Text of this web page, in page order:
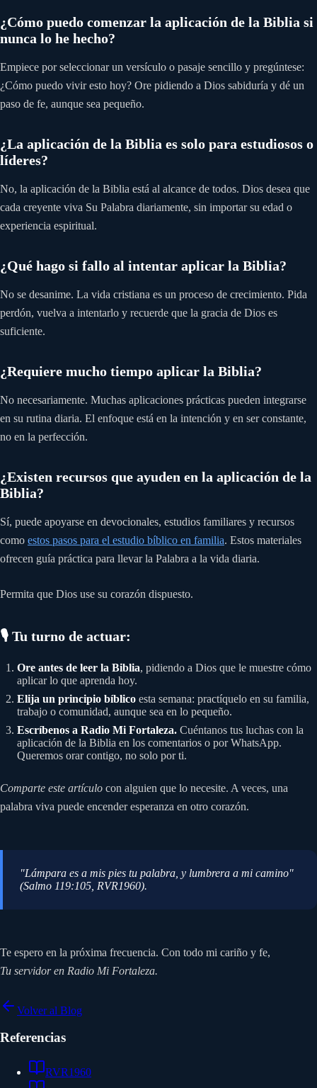
¿Cómo puedo comenzar la aplicación de la Biblia si
nunca lo he hecho?
Empiece por seleccionar un versículo o pasaje sencillo y pregúntese:
¿Cómo puedo vivir esto hoy? Ore pidiendo a Dios sabiduría y dé un
paso de fe, aunque sea pequeño.
¿La aplicación de la Biblia es solo para estudiosos o
líderes?
No, la aplicación de la Biblia está al alcance de todos. Dios desea que
cada creyente viva Su Palabra diariamente, sin importar su edad o
experiencia espiritual.
¿Qué hago si fallo al intentar aplicar la Biblia?
No se desanime. La vida cristiana es un proceso de crecimiento. Pida
perdón, vuelva a intentarlo y recuerde que la gracia de Dios es
suficiente.
¿Requiere mucho tiempo aplicar la Biblia?
No necesariamente. Muchas aplicaciones prácticas pueden integrarse
en su rutina diaria. El enfoque está en la intención y en ser constante,
no en la perfección.
¿Existen recursos que ayuden en la aplicación de la
Biblia?
Sí, puede apoyarse en devocionales, estudios familiares y recursos
como estos pasos para el estudio bíblico en familia. Estos materiales
ofrecen guía práctica para llevar la Palabra a la vida diaria.
Permita que Dios use su corazón dispuesto.
🎙️ Tu turno de actuar:
Ore antes de leer la Biblia, pidiendo a Dios que le muestre cómo
aplicar lo que aprenda hoy.
Elija un principio bíblico esta semana: practíquelo en su familia,
trabajo o comunidad, aunque sea en lo pequeño.
Escríbenos a Radio Mi Fortaleza. Cuéntanos tus luchas con la
aplicación de la Biblia en los comentarios o por WhatsApp.
Queremos orar contigo, no solo por ti.
Comparte este artículo con alguien que lo necesite. A veces, una
palabra viva puede encender esperanza en otro corazón.
"Lámpara es a mis pies tu palabra, y lumbrera a mi camino"
(Salmo 119:105, RVR1960).
Te espero en la próxima frecuencia. Con todo mi cariño y fe,
Tu servidor en Radio Mi Fortaleza.
Volver al Blog
Referencias
RVR1960